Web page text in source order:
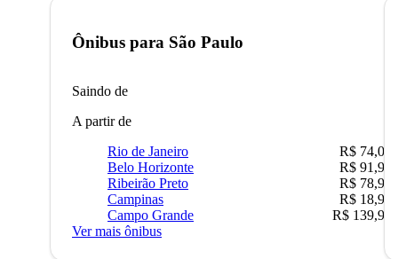
Ônibus para São Paulo
Saindo de
A partir de
Rio de Janeiro
R$ 74,00
Belo Horizonte
R$ 91,90
Ribeirão Preto
R$ 78,90
Campinas
R$ 18,90
Campo Grande
R$ 139,90
Ver mais ônibus